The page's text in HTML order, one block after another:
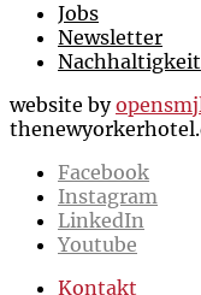
Jobs
Newsletter
Nachhaltigkeit
website by
Facebook
Instagram
LinkedIn
Youtube
Kontakt